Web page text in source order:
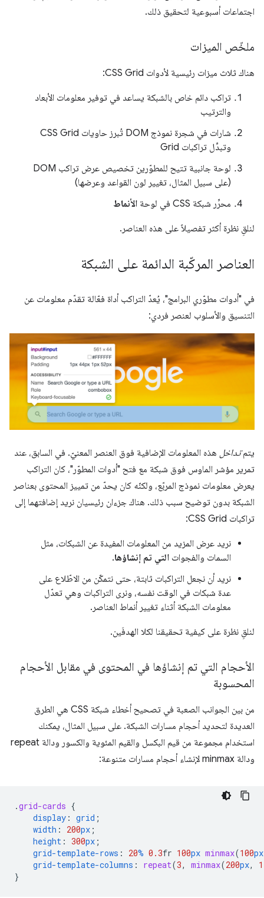
اجتماعات أسبوعية لتحقيق ذلك.
ملخّص الميزات
هناك ثلاث ميزات رئيسية لأدوات CSS Grid:
تراكب دائم خاص بالشبكة يساعد في توفير معلومات الأبعاد
والترتيب
شارات في شجرة نموذج DOM تُبرز حاويات CSS Grid
وتبدِّل تراكبات Grid
لوحة جانبية تتيح للمطوّرين تخصيص عرض تراكب DOM
(على سبيل المثال، تغيير لون القواعد وعرضها)
محرِّر شبكة CSS في لوحة
الأنماط
لنلقِ نظرة أكثر تفصيلاً على هذه العناصر.
العناصر المركّبة الدائمة على الشبكة
في "أدوات مطوّري البرامج"، يُعدّ التراكب أداة فعّالة تقدّم معلومات عن
التنسيق والأسلوب لعنصر فردي:
يتمتداخل هذه المعلومات الإضافية فوق العنصر المعنيّ. في السابق، عند
تمرير مؤشر الماوس فوق شبكة مع فتح "أدوات المطوّر"، كان التراكب
يعرض معلومات نموذج المربّع، ولكنّه كان يحدّ من تمييز المحتوى بعناصر
الشبكة بدون توضيح سبب ذلك. هناك جزءان رئيسيان نريد إضافتهما إلى
تراكبات CSS Grid:
نريد عرض المزيد من المعلومات المفيدة عن الشبكات، مثل
السمات والفجوات التي تم إنشاؤها.
نريد أن نجعل التراكبات ثابتة، حتى نتمكّن من الاطّلاع على
عدة شبكات في الوقت نفسه، ونرى التراكبات وهي تعدّل
معلومات الشبكة أثناء تغيير أنماط العناصر.
لنلقِ نظرة على كيفية تحقيقنا لكلا الهدفَين.
الأحجام التي تم إنشاؤها في المحتوى في مقابل الأحجام
المحسوبة
من بين الجوانب الصعبة في تصحيح أخطاء شبكة CSS هي الطرق
العديدة لتحديد أحجام مسارات الشبكة. على سبيل المثال، يمكنك
استخدام مجموعة من قيم البكسل والقيم المئوية والكسور ودالة repeat
ودالة minmax لإنشاء أحجام مسارات متنوعة:
.grid-cards {
display : grid ;
width : 200px ;
height : 300px ;
grid-template-rows : 20% 0.3fr 100px minmax(100px
grid-template-columns : repeat(3, minmax(200px, 1
}